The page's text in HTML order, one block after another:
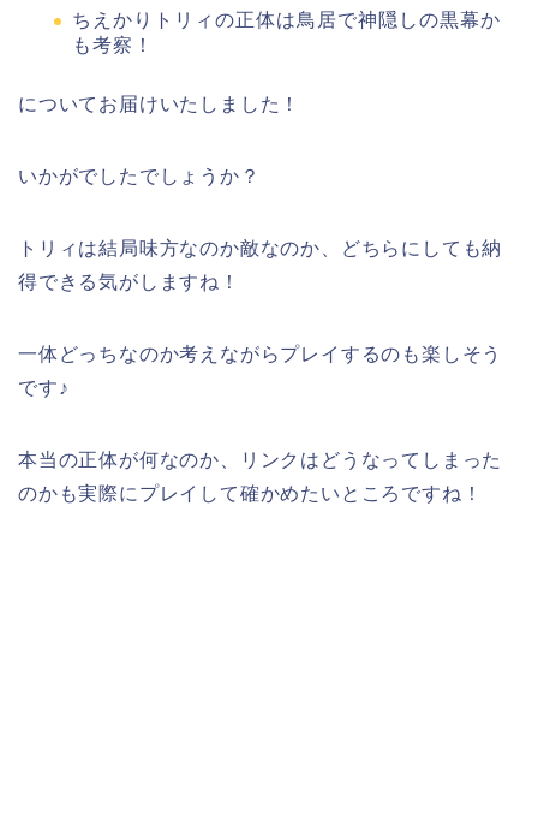
ちえかりトリィの正体は鳥居で神隠しの黒幕か
も考察！
についてお届けいたしました！
いかがでしたでしょうか？
トリィは結局味方なのか敵なのか、どちらにしても納
得できる気がしますね！
一体どっちなのか考えながらプレイするのも楽しそう
です♪
本当の正体が何なのか、リンクはどうなってしまった
のかも実際にプレイして確かめたいところですね！